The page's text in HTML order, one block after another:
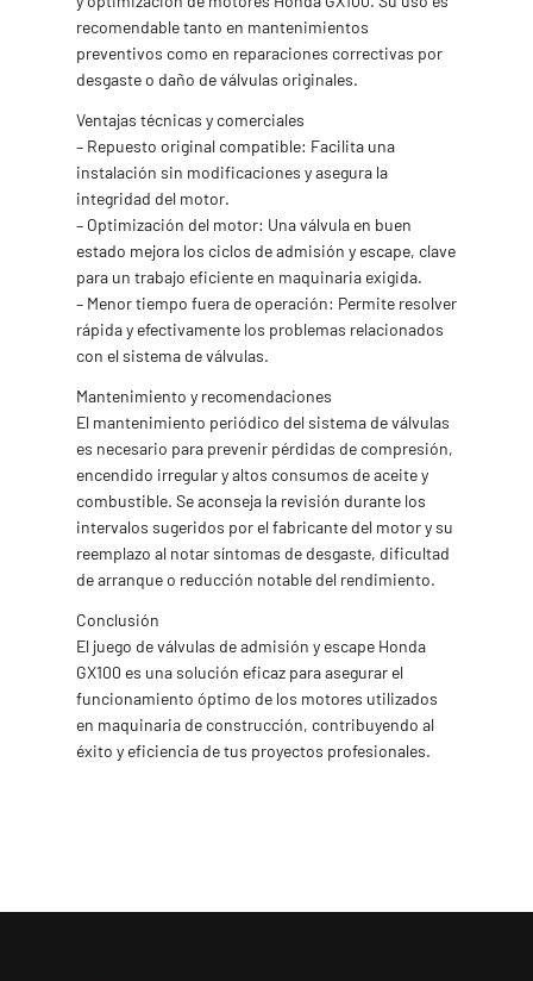
recomendable tanto en mantenimientos
preventivos como en reparaciones correctivas por
desgaste o daño de válvulas originales.
Ventajas técnicas y comerciales
– Repuesto original compatible: Facilita una
instalación sin modificaciones y asegura la
integridad del motor.
– Optimización del motor: Una válvula en buen
estado mejora los ciclos de admisión y escape, clave
para un trabajo eficiente en maquinaria exigida.
– Menor tiempo fuera de operación: Permite resolver
rápida y efectivamente los problemas relacionados
con el sistema de válvulas.
Mantenimiento y recomendaciones
El mantenimiento periódico del sistema de válvulas
es necesario para prevenir pérdidas de compresión,
encendido irregular y altos consumos de aceite y
combustible. Se aconseja la revisión durante los
intervalos sugeridos por el fabricante del motor y su
reemplazo al notar síntomas de desgaste, dificultad
de arranque o reducción notable del rendimiento.
Conclusión
El juego de válvulas de admisión y escape Honda
GX100 es una solución eficaz para asegurar el
funcionamiento óptimo de los motores utilizados
en maquinaria de construcción, contribuyendo al
éxito y eficiencia de tus proyectos profesionales.